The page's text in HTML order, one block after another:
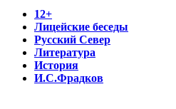
12+
Лицейские беседы
Русский Север
Литература
История
И.С.Фрадков